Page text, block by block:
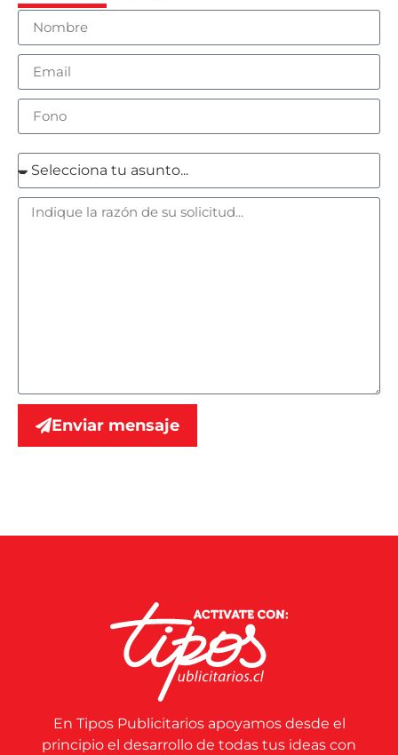
Enviar mensaje
En Tipos Publicitarios apoyamos desde el
principio el desarrollo de todas tus ideas con